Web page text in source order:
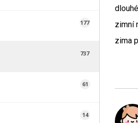
177
737
61
14
zimní
zima